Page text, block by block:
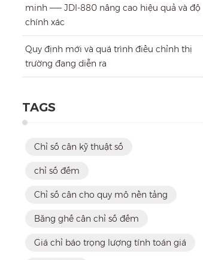
minh —— JDI-880 nâng cao hiệu quả và độ
chính xác
Quy định mới và quá trình điều chỉnh thị
trường đang diễn ra
TAGS
Chỉ số cân kỹ thuật số
chỉ số đếm
Chỉ số cân cho quy mô nền tảng
Băng ghế cân chỉ số đếm
Giá chỉ báo trọng lượng tính toán giá